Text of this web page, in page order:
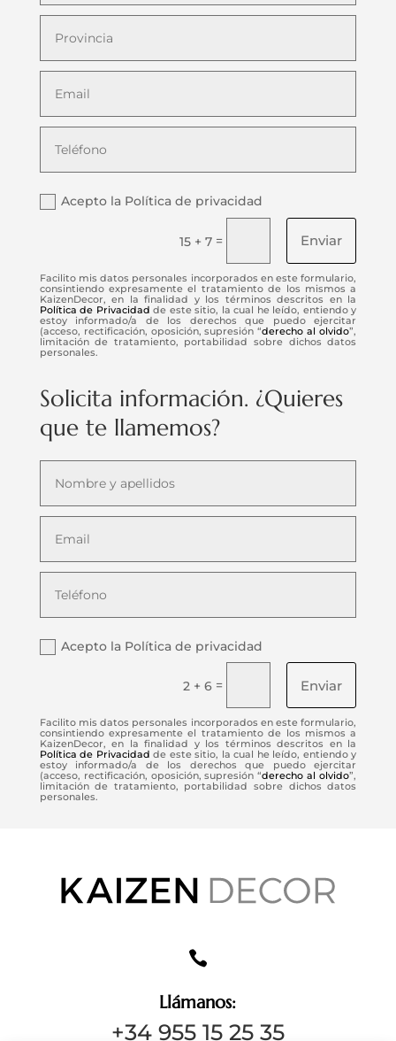
Acepto la Política de privacidad
15 + 7 = Enviar
Facilito mis datos personales incorporados en este formulario,
consintiendo expresamente el tratamiento de los mismos a
KaizenDecor, en la finalidad y los términos descritos en la
Política de Privacidad de este sitio, la cual he leído, entiendo y
estoy informado/a de los derechos que puedo ejercitar
(acceso, rectificación, oposición, supresión “derecho al olvido”,
limitación de tratamiento, portabilidad sobre dichos datos
personales.
Solicita información. ¿Quieres
que te llamemos?
Acepto la Política de privacidad
2 + 6 = Enviar
Facilito mis datos personales incorporados en este formulario,
consintiendo expresamente el tratamiento de los mismos a
KaizenDecor, en la finalidad y los términos descritos en la
Política de Privacidad de este sitio, la cual he leído, entiendo y
estoy informado/a de los derechos que puedo ejercitar
(acceso, rectificación, oposición, supresión “derecho al olvido”,
limitación de tratamiento, portabilidad sobre dichos datos
personales.

Llámanos:
+34 955 15 25 35